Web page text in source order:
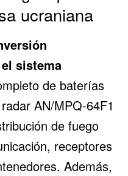
ucraniana
sistema
de baterías
AN/MPQ-64F1
de fuego
receptores
Además,